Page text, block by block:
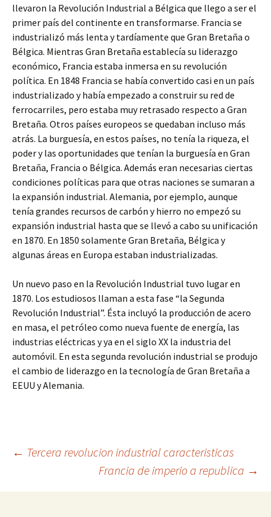
llevaron la Revolución Industrial a Bélgica que llego a ser el
primer país del continente en transformarse. Francia se
industrializó más lenta y tardíamente que Gran Bretaña o
Bélgica. Mientras Gran Bretaña establecía su liderazgo
económico, Francia estaba inmersa en su revolución
política. En 1848 Francia se había convertido casi en un país
industrializado y había empezado a construir su red de
ferrocarriles, pero estaba muy retrasado respecto a Gran
Bretaña. Otros países europeos se quedaban incluso más
atrás. La burguesía, en estos países, no tenía la riqueza, el
poder y las oportunidades que tenían la burguesía en Gran
Bretaña, Francia o Bélgica. Además eran necesarias ciertas
condiciones políticas para que otras naciones se sumaran a
la expansión industrial. Alemania, por ejemplo, aunque
tenía grandes recursos de carbón y hierro no empezó su
expansión industrial hasta que se llevó a cabo su unificación
en 1870. En 1850 solamente Gran Bretaña, Bélgica y
algunas áreas en Europa estaban industrializadas.
Un nuevo paso en la Revolución Industrial tuvo lugar en
1870. Los estudiosos llaman a esta fase “la Segunda
Revolución Industrial”. Ésta incluyó la producción de acero
en masa, el petróleo como nueva fuente de energía, las
industrias eléctricas y ya en el siglo XX la industria del
automóvil. En esta segunda revolución industrial se produjo
el cambio de liderazgo en la tecnología de Gran Bretaña a
EEUU y Alemania.
Navegación
de
← Tercera revolucion industrial caracteristicas
Francia de imperio a republica →